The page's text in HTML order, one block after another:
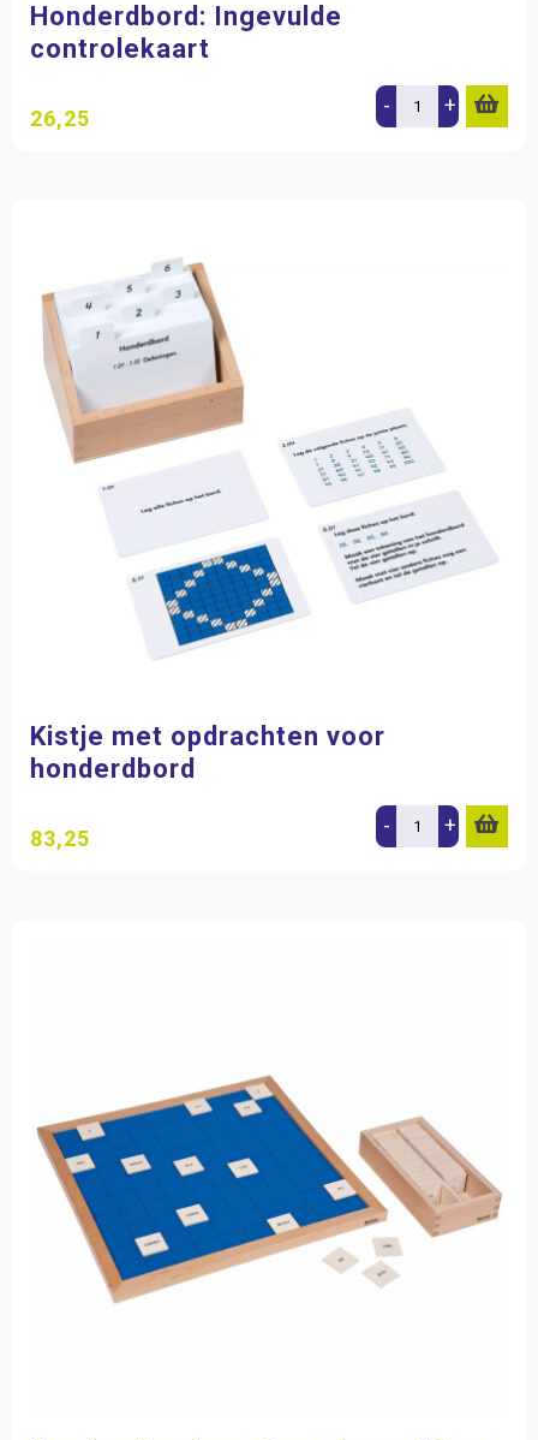
Honderdbord: Ingevulde
controlekaart
26,25 - +
Kistje met opdrachten voor
honderdbord
83,25 - +